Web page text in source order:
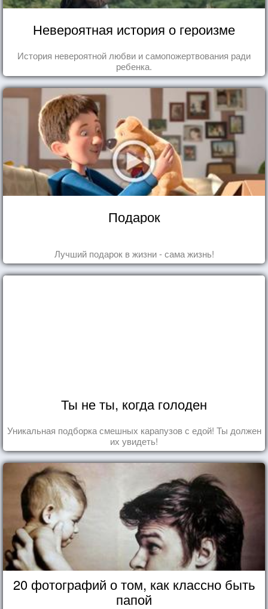
Невероятная история о героизме
История невероятной любви и самопожертвования ради
ребенка.
Подарок
Лучший подарок в жизни - сама жизнь!
Ты не ты, когда голоден
Уникальная подборка смешных карапузов с едой! Ты должен
их увидеть!
20 фотографий о том, как классно быть
папой